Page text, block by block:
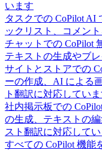
います
タスクでの CoPilot AI
ックリスト、コメン
チャットでの CoPilot
テキストの生成やブ
サイトとストアでの
ーの作成、AI による
ト翻訳に対応してい
社内掲示板での
の生成、テキストの
スト翻訳に対応して
すべての CoPilot 機能